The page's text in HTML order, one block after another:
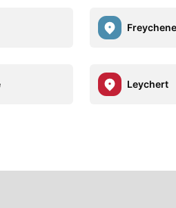
Leychert